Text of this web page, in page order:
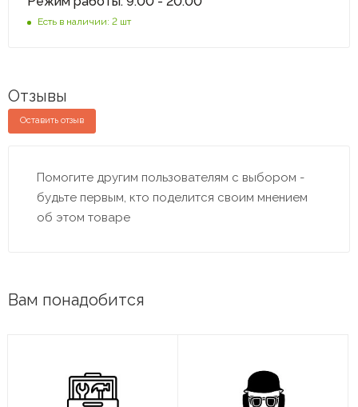
Есть в наличии: 2 шт
Отзывы
Оставить отзыв
Помогите другим пользователям с выбором -
будьте первым, кто поделится своим мнением
об этом товаре
Вам понадобится